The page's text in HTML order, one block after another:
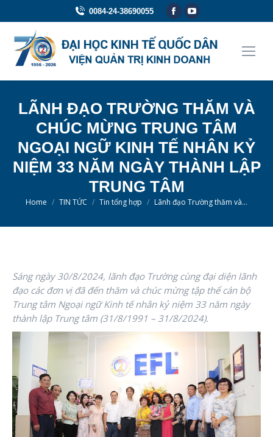
0084-24-38690055
Facebook
opens
in
YouTube
opens
in
LÃNH ĐẠO TRƯỜNG THĂM VÀ
CHÚC MỪNG TRUNG TÂM
NGOẠI NGỮ KINH TẾ NHÂN KỶ
NIỆM 33 NĂM NGÀY THÀNH LẬP
TRUNG TÂM
You are here:
Home TIN TỨC Tin tổng hợp Lãnh đạo Trường thăm và…
Sáng ngày 30/8/2024, lãnh đạo Trường cùng đại diện lãnh
đạo các đơn vị đã đến thăm và chúc mừng tập thể cán bộ
Trung tâm Ngoại ngữ Kinh tế nhân kỷ niệm 33 năm ngày
thành lập Trung tâm (31/8/1991 – 31/8/2024).